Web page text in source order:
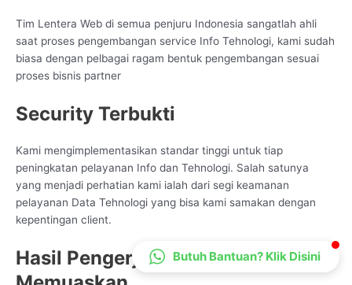
Tim Lentera Web di semua penjuru Indonesia sangatlah ahli
saat proses pengembangan service Info Tehnologi, kami sudah
biasa dengan pelbagai ragam bentuk pengembangan sesuai
proses bisnis partner
Security Terbukti
Kami mengimplementasikan standar tinggi untuk tiap
peningkatan pelayanan Info dan Tehnologi. Salah satunya
yang menjadi perhatian kami ialah dari segi keamanan
pelayanan Data Tehnologi yang bisa kami samakan dengan
kepentingan client.
Hasil Pengerjaan yangButuh Bantuan? Klik Disini